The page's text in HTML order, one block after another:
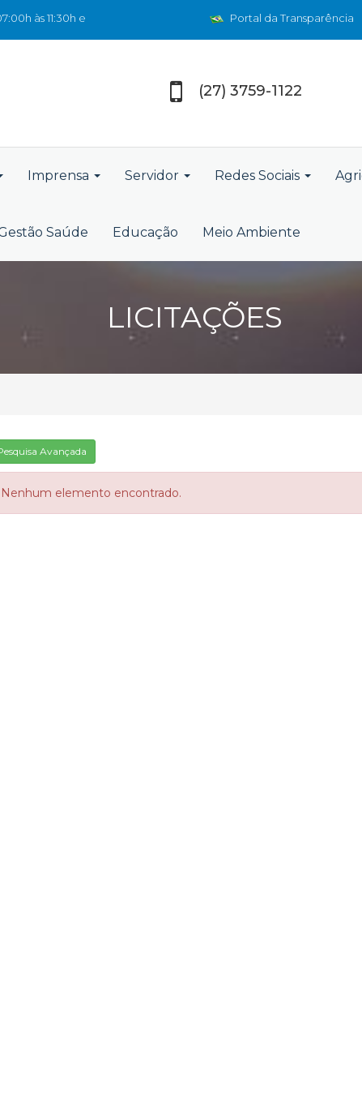
às 11:30h e
Portal da Transparência
(27) 3759-1122
Imprensa Servidor Redes Sociais
Saúde Educação Meio Ambiente
LICITAÇÕES
Avançada
Nenhum elemento encontrado.